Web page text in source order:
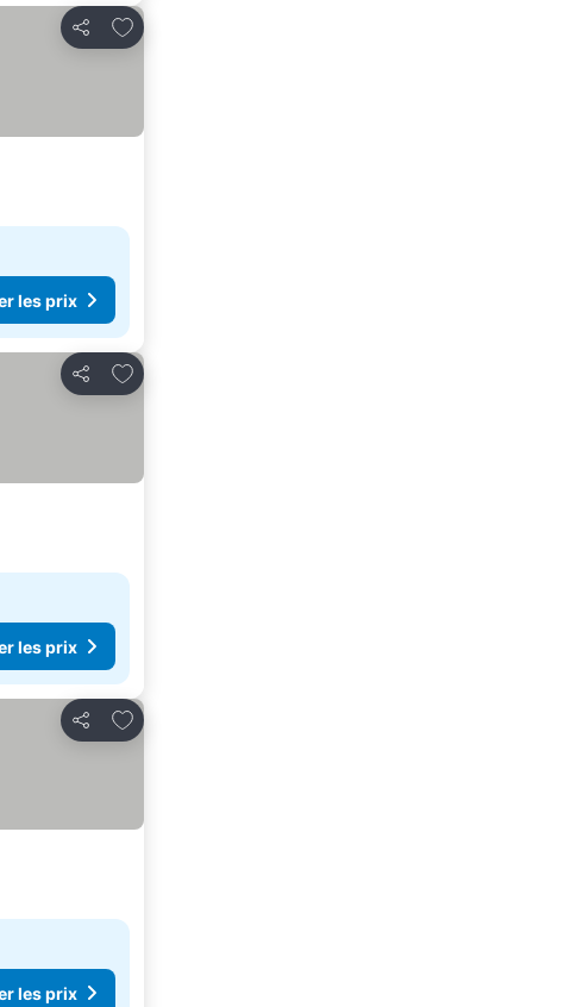
Partager
Ajouter à mes favoris
les prix
Partager
Ajouter à mes favoris
les prix
Partager
Ajouter à mes favoris
les prix